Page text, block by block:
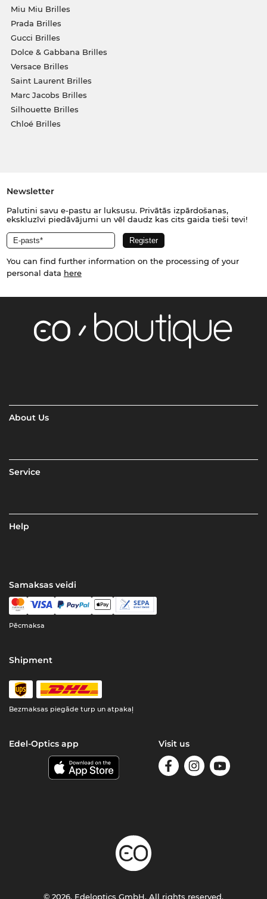
Miu Miu Brilles
Prada Brilles
Gucci Brilles
Dolce & Gabbana Brilles
Versace Brilles
Saint Laurent Brilles
Marc Jacobs Brilles
Silhouette Brilles
Chloé Brilles
Newsletter
Palutini savu e-pastu ar luksusu. Privātās izpārdošanas,
ekskluzīvi piedāvājumi un vēl daudz kas cits gaida tieši tevi!
You can find further information on the processing of your
personal data here
About Us
Service
Help
Samaksas veidi
Pēcmaksa
Shipment
Bezmaksas piegāde turp un atpakaļ
Edel-Optics app Visit us
© 2026, Edeloptics GmbH. All rights reserved.